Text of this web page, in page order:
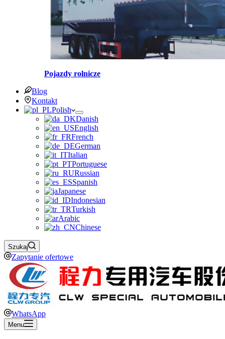
Pojazdy rolnicze
Blog
Kontakt
Polish
Danish
English
French
German
Italian
Portuguese
Russian
Spanish
Japanese
Indonesian
Turkish
Arabic
Chinese
Szukaj
Zapytanie ofertowe
WhatsApp
Menu